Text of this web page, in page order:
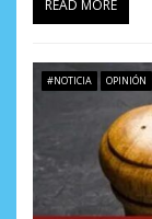
READ MORE
#NOTICIA OPINIÓN